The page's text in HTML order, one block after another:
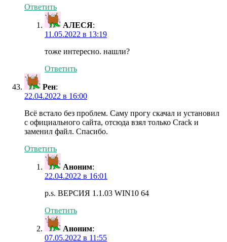
Ответить
АЛЕСЯ:
11.05.2022 в 13:19
тоже интересно. нашли?
Ответить
Рен:
22.04.2022 в 16:00
Всё встало без проблем. Саму прогу скачал и установил
с официального сайта, отсюда взял только Crack и
заменил файл. Спасибо.
Ответить
Аноним:
22.04.2022 в 16:01
p.s. ВЕРСИЯ 1.1.03 WIN10 64
Ответить
Аноним:
07.05.2022 в 11:55